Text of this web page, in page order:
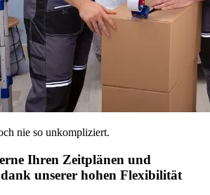
nie so unkompliziert.
Ihren Zeitplänen und
unserer hohen Flexibilität